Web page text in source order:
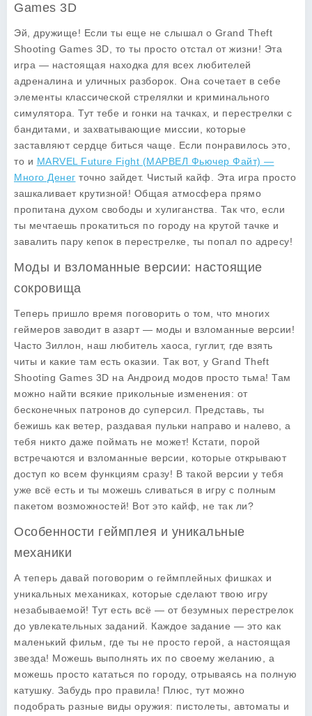
Games 3D
Эй, дружище! Если ты еще не слышал о Grand Theft
Shooting Games 3D , то ты просто отстал от жизни! Эта
игра — настоящая находка для всех любителей
адреналина и уличных разборок. Она сочетает в себе
элементы классической стрелялки и криминального
симулятора. Тут тебе и гонки на тачках, и перестрелки с
бандитами, и захватывающие миссии, которые
заставляют сердце биться чаще. Если понравилось это,
то и MARVEL Future Fight (МАРВЕЛ Фьючер Файт) —
Много Денег точно зайдет. Чистый кайф. Эта игра просто
зашкаливает крутизной! Общая атмосфера прямо
пропитана духом свободы и хулиганства. Так что, если
ты мечтаешь прокатиться по городу на крутой тачке и
завалить пару кепок в перестрелке, ты попал по адресу!
Моды и взломанные версии: настоящие
сокровища
Теперь пришло время поговорить о том, что многих
геймеров заводит в азарт — моды и взломанные версии!
Часто Зиллон, наш любитель хаоса, гуглит, где взять
читы и какие там есть оказии. Так вот, у Grand Theft
Shooting Games 3D на Андроид модов просто тьма! Там
можно найти всякие прикольные изменения: от
бесконечных патронов до суперсил. Представь, ты
бежишь как ветер, раздавая пульки направо и налево, а
тебя никто даже поймать не может! Кстати, порой
встречаются и взломанные версии, которые открывают
доступ ко всем функциям сразу! В такой версии у тебя
уже всё есть и ты можешь сливаться в игру с полным
пакетом возможностей! Вот это кайф, не так ли?
Особенности геймплея и уникальные
механики
А теперь давай поговорим о геймплейных фишках и
уникальных механиках, которые сделают твою игру
незабываемой! Тут есть всё — от безумных перестрелок
до увлекательных заданий. Каждое задание — это как
маленький фильм, где ты не просто герой, а настоящая
звезда! Можешь выполнять их по своему желанию, а
можешь просто кататься по городу, отрываясь на полную
катушку. Забудь про правила! Плюс, тут можно
подобрать разные виды оружия: пистолеты, автоматы и